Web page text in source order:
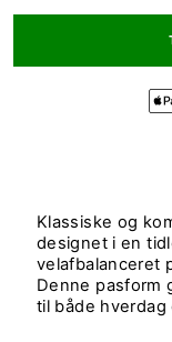
Klassiske og
designet i en
velafbalanceret
Denne pasform
til både hverdag